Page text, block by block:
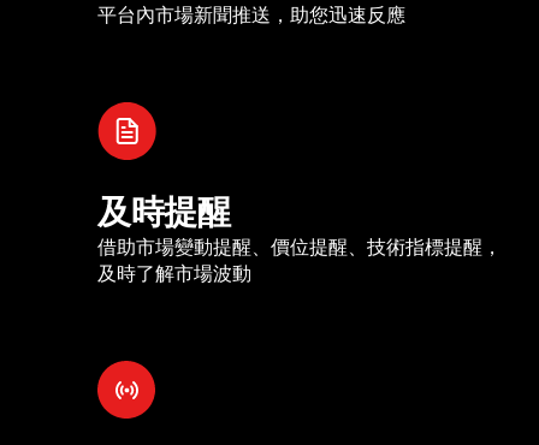
平台內市場新聞推送，助您迅速反應
及時提醒
借助市場變動提醒、價位提醒、技術指標提醒，
及時了解市場波動